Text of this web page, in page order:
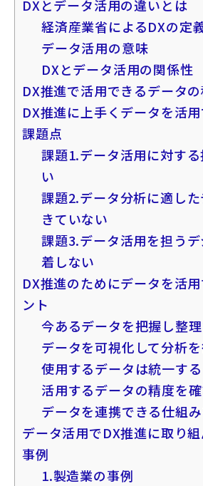
DXとデータ活用の違いとは
経済産業省によるDXの定
データ活用の意味
DXとデータ活用の関係性
DX推進で活用できるデータ
DX推進に上手くデータを活
課題点
課題1.データ活用に対す
い
課題2.データ分析に適し
きていない
課題3.データ活用を担う
着しない
DX推進のためにデータを活
ント
今あるデータを把握し整
データを可視化して分析を
使用するデータは統一する
活用するデータの精度を
データを連携できる仕組
データ活用でDX推進に取り
事例
1.製造業の事例